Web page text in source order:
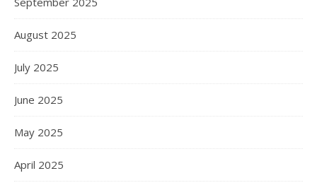
August 2025
July 2025
June 2025
May 2025
April 2025